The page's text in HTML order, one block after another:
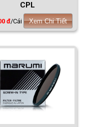
CPL
đ/Cái Xem Chi Tiết